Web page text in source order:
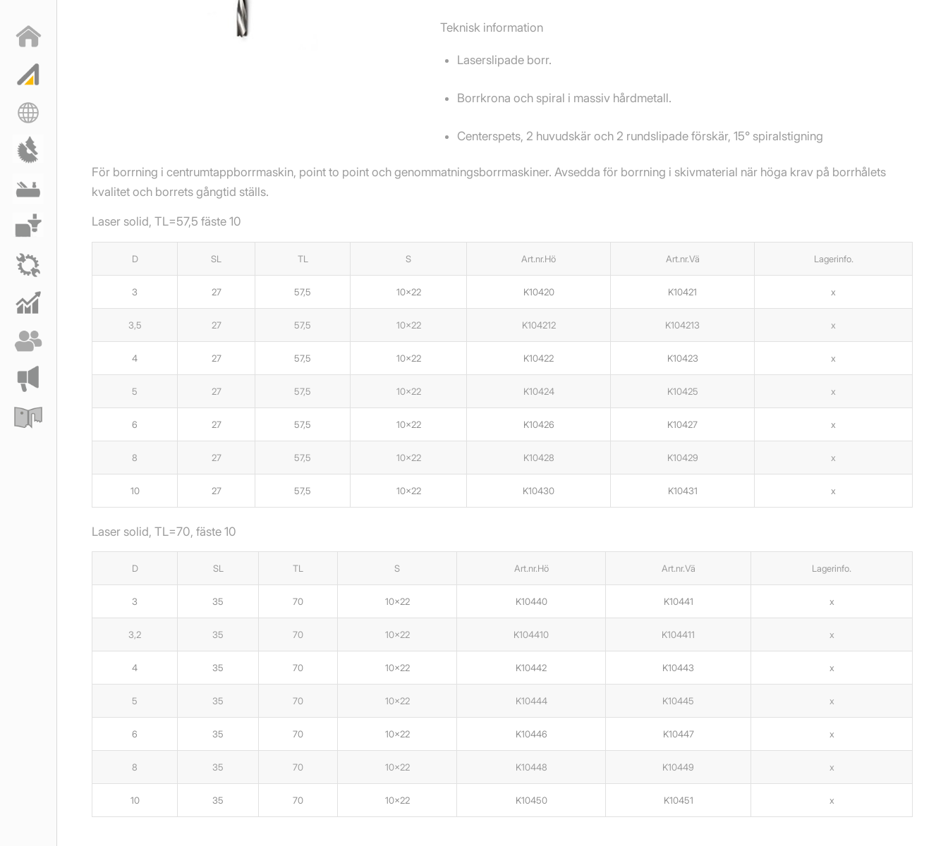
Teknisk information
Laserslipade borr.
Borrkrona och spiral i massiv hårdmetall.
Centerspets, 2 huvudskär och 2 rundslipade förskär, 15° spiralstigning
För borrning i centrumtappborrmaskin, point to point och genommatningsborrmaskiner. Avsedda för borrning i skivmaterial när höga krav på borrhålets
kvalitet och borrets gångtid ställs.
Laser solid, TL=57,5 fäste 10
D SL TL S Art.nr.Hö Art.nr.Vä Lagerinfo.
3 27 57,5 10×22 K10420 K10421 x
3,5 27 57,5 10×22 K104212 K104213 x
4 27 57,5 10×22 K10422 K10423 x
5 27 57,5 10×22 K10424 K10425 x
6 27 57,5 10×22 K10426 K10427 x
8 27 57,5 10×22 K10428 K10429 x
10 27 57,5 10×22 K10430 K10431 x
Laser solid, TL=70, fäste 10
D SL TL S Art.nr.Hö Art.nr.Vä Lagerinfo.
3 35 70 10×22 K10440 K10441 x
3,2 35 70 10×22 K104410 K104411 x
4 35 70 10×22 K10442 K10443 x
5 35 70 10×22 K10444 K10445 x
6 35 70 10×22 K10446 K10447 x
8 35 70 10×22 K10448 K10449 x
10 35 70 10×22 K10450 K10451 x